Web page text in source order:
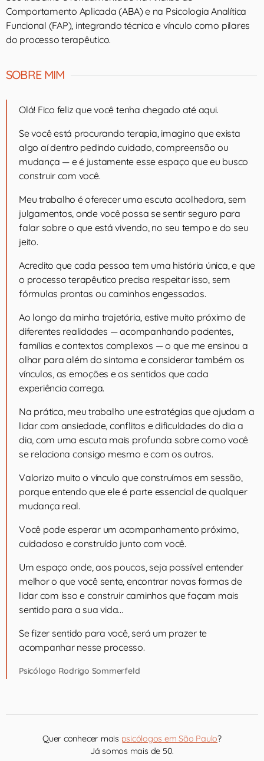
Comportamento Aplicada (ABA) e na Psicologia Analítica
Funcional (FAP), integrando técnica e vínculo como pilares
do processo terapêutico.
SOBRE MIM
Olá! Fico feliz que você tenha chegado até aqui.
Se você está procurando terapia, imagino que exista
algo aí dentro pedindo cuidado, compreensão ou
mudança — e é justamente esse espaço que eu busco
construir com você.
Meu trabalho é oferecer uma escuta acolhedora, sem
julgamentos, onde você possa se sentir seguro para
falar sobre o que está vivendo, no seu tempo e do seu
jeito.
Acredito que cada pessoa tem uma história única, e que
o processo terapêutico precisa respeitar isso, sem
fórmulas prontas ou caminhos engessados.
Ao longo da minha trajetória, estive muito próximo de
diferentes realidades — acompanhando pacientes,
famílias e contextos complexos — o que me ensinou a
olhar para além do sintoma e considerar também os
vínculos, as emoções e os sentidos que cada
experiência carrega.
Na prática, meu trabalho une estratégias que ajudam a
lidar com ansiedade, conflitos e dificuldades do dia a
dia, com uma escuta mais profunda sobre como você
se relaciona consigo mesmo e com os outros.
Valorizo muito o vínculo que construímos em sessão,
porque entendo que ele é parte essencial de qualquer
mudança real.
Você pode esperar um acompanhamento próximo,
cuidadoso e construído junto com você.
Um espaço onde, aos poucos, seja possível entender
melhor o que você sente, encontrar novas formas de
lidar com isso e construir caminhos que façam mais
sentido para a sua vida…
Se fizer sentido para você, será um prazer te
acompanhar nesse processo.
Psicólogo Rodrigo Sommerfeld
Quer conhecer mais psicólogos em São Paulo?
Já somos mais de 50.